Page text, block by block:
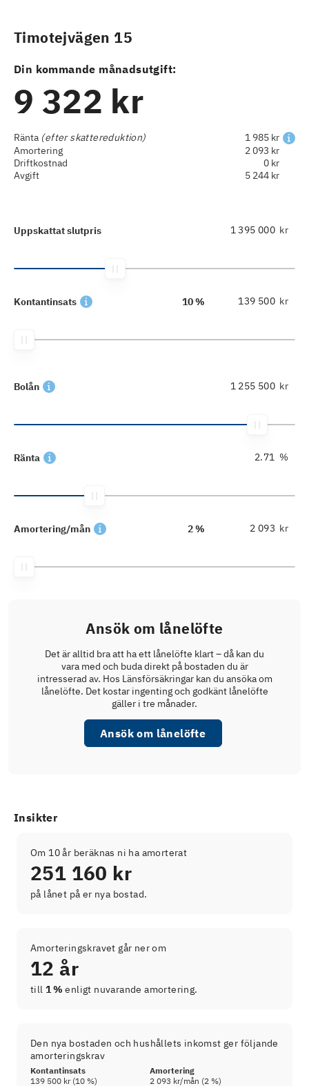
Timotejvägen 15
Din kommande månadsutgift:
9 322 kr
Ränta (efter skattereduktion)
1 985 kr
Amortering
2 093 kr
Driftkostnad
0 kr
Avgift
5 244 kr
Uppskattat slutpris kr
Kontantinsats 10 % kr
Bolån kr
Ränta %
Amortering/mån 2 % kr
Ansök om lånelöfte
Det är alltid bra att ha ett lånelöfte klart – då kan du
vara med och buda direkt på bostaden du är
intresserad av. Hos Länsförsäkringar kan du ansöka om
lånelöfte. Det kostar ingenting och godkänt lånelöfte
gäller i tre månader.
Ansök om lånelöfte
Insikter
Om 10 år beräknas ni ha amorterat
251 160 kr
på lånet på er nya bostad.
Amorteringskravet går ner om
12 år
till 1 % enligt nuvarande amortering.
Den nya bostaden och hushållets inkomst ger följande
amorteringskrav
Kontantinsats
Amortering
139 500 kr(10 %) 2 093 kr/mån (2 %)